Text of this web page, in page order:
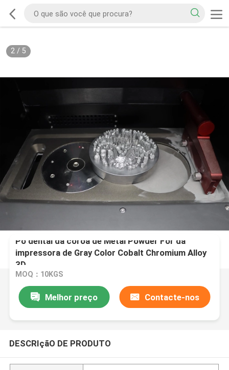
2/ 5
Pó dental da coroa de Metal Powder For da
impressora de Gray Color Cobalt Chromium Alloy
3D
MOQ：10KGS
Melhor preço Contacte-nos
DESCRIçãO DE PRODUTO